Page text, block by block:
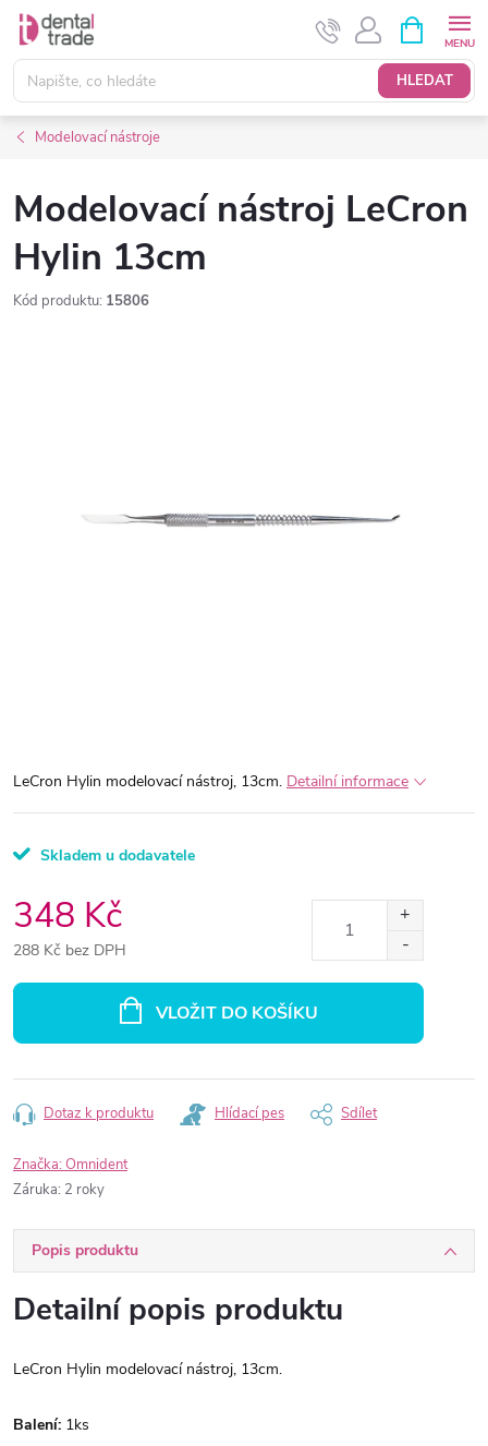
Přejít
obsah
HLEDAT
NÁKUPNÍ
KOŠÍK
Modelovací nástroje
Modelovací nástroj LeCron
Hylin 13cm
Kód produktu: 15806
LeCron Hylin modelovací nástroj, 13cm. Detailní informace
Skladem u dodavatele
348 Kč
288 Kč bez DPH
VLOŽIT DO KOŠÍKU
Dotaz k produktu Hlídací pes Sdílet
Značka: Omnident
Záruka: 2 roky
Popis produktu
Detailní popis produktu
LeCron Hylin modelovací nástroj, 13cm.
Balení: 1ks